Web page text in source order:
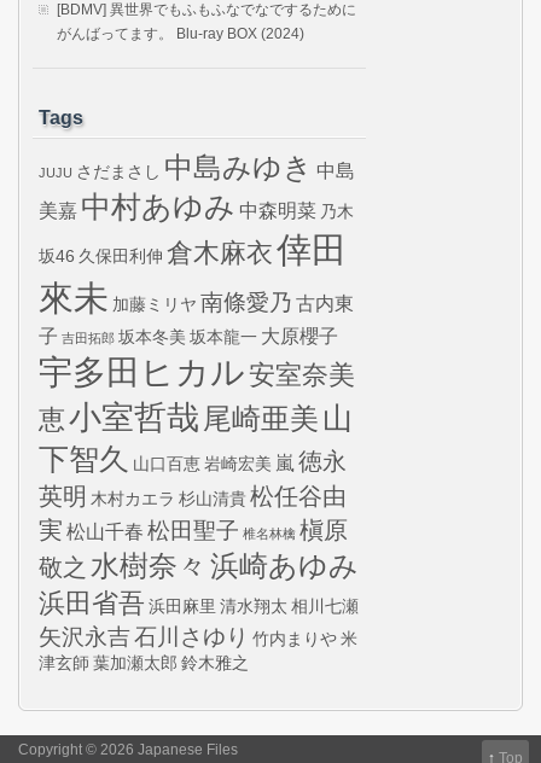
[BDMV] 異世界でもふもふなでなでするために
がんばってます。 Blu-ray BOX (2024)
Tags
JUJU さだまさし 中島みゆき 中島
美嘉 中村あゆみ 中森明菜 乃木
坂46 久保田利伸 倉木麻衣倖田
來未 加藤ミリヤ 南條愛乃 古内東
子 吉田拓郎 坂本冬美 坂本龍一 大原櫻子
宇多田ヒカル安室奈美
恵小室哲哉 尾崎亜美 山
下智久 山口百恵岩崎宏美 嵐 徳永
英明 木村カエラ 杉山清貴松任谷由
実 松山千春 松田聖子 椎名林檎 槇原
敬之 水樹奈々 浜崎あゆみ
浜田省吾 浜田麻里 清水翔太 相川七瀬
矢沢永吉石川さゆり 竹内まりや米
津玄師 葉加瀬太郎 鈴木雅之
Copyright © 2026 Japanese Files ↑ Top